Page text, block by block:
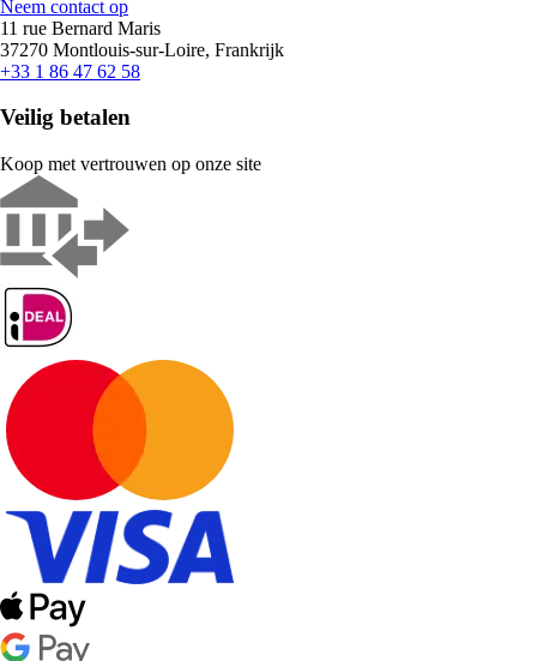
Neem contact op
11 rue Bernard Maris
37270 Montlouis-sur-Loire, Frankrijk
+33 1 86 47 62 58
Veilig betalen
Koop met vertrouwen op onze site